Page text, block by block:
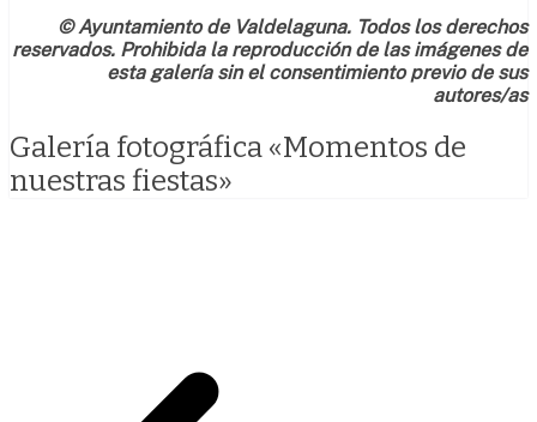
© Ayuntamiento de Valdelaguna. Todos los derechos
reservados. Prohibida la reproducción de las imágenes de
esta galería sin el consentimiento previo de sus
autores/as
Galería fotográfica «Momentos de
nuestras fiestas»